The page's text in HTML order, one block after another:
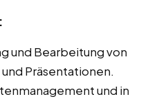
und Bearbeitung von
Präsentationen.
und in